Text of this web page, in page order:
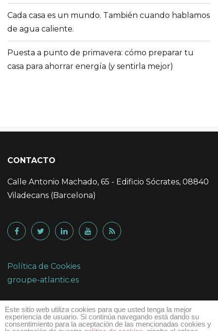
Cada casa es un mundo. También cuando hablamos
de agua caliente.
Puesta a punto de primavera: cómo preparar tu
casa para ahorrar energía (y sentirla mejor)
CONTACTO
Calle Antonio Machado, 65 - Edificio Sócrates, 08840
Viladecans (Barcelona)
Política de Cookies
groupe-atlantic.es
Este sitio web utiliza cookies para que usted tenga la mejor
experiencia de usuario. Si continúa navegando está dando su
consentimiento para la aceptación de las mencionadas cookies y